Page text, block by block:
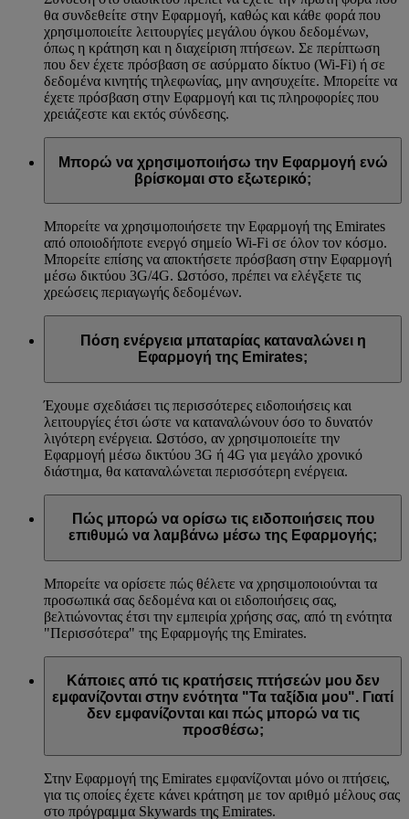
θα συνδεθείτε στην Εφαρμογή, καθώς και κάθε φορά που
χρησιμοποιείτε λειτουργίες μεγάλου όγκου δεδομένων,
όπως η κράτηση και η διαχείριση πτήσεων. Σε περίπτωση
που δεν έχετε πρόσβαση σε ασύρματο δίκτυο (Wi-Fi) ή σε
δεδομένα κινητής τηλεφωνίας, μην ανησυχείτε. Μπορείτε να
έχετε πρόσβαση στην Εφαρμογή και τις πληροφορίες που
χρειάζεστε και εκτός σύνδεσης.
Μπορώ να χρησιμοποιήσω την Εφαρμογή ενώ
βρίσκομαι στο εξωτερικό;
Μπορείτε να χρησιμοποιήσετε την Εφαρμογή της Emirates
από οποιοδήποτε ενεργό σημείο Wi-Fi σε όλον τον κόσμο.
Μπορείτε επίσης να αποκτήσετε πρόσβαση στην Εφαρμογή
μέσω δικτύου 3G/4G. Ωστόσο, πρέπει να ελέγξετε τις
χρεώσεις περιαγωγής δεδομένων.
Πόση ενέργεια μπαταρίας καταναλώνει η
Εφαρμογή της Emirates;
Έχουμε σχεδιάσει τις περισσότερες ειδοποιήσεις και
λειτουργίες έτσι ώστε να καταναλώνουν όσο το δυνατόν
λιγότερη ενέργεια. Ωστόσο, αν χρησιμοποιείτε την
Εφαρμογή μέσω δικτύου 3G ή 4G για μεγάλο χρονικό
διάστημα, θα καταναλώνεται περισσότερη ενέργεια.
Πώς μπορώ να ορίσω τις ειδοποιήσεις που
επιθυμώ να λαμβάνω μέσω της Εφαρμογής;
Μπορείτε να ορίσετε πώς θέλετε να χρησιμοποιούνται τα
προσωπικά σας δεδομένα και οι ειδοποιήσεις σας,
βελτιώνοντας έτσι την εμπειρία χρήσης σας, από τη ενότητα
"Περισσότερα" της Εφαρμογής της Emirates.
Κάποιες από τις κρατήσεις πτήσεών μου δεν
εμφανίζονται στην ενότητα "Τα ταξίδια μου". Γιατί
δεν εμφανίζονται και πώς μπορώ να τις
προσθέσω;
Στην Εφαρμογή της Emirates εμφανίζονται μόνο οι πτήσεις,
για τις οποίες έχετε κάνει κράτηση με τον αριθμό μέλους σας
στο πρόγραμμα Skywards της Emirates.